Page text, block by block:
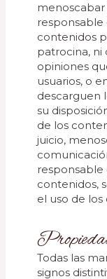
responsable
contenidos
patrocina, ni
opiniones
usuarios, o
descarguen
su
de los
juicio,
responsable
contenidos,
el uso de
Todas las
signos